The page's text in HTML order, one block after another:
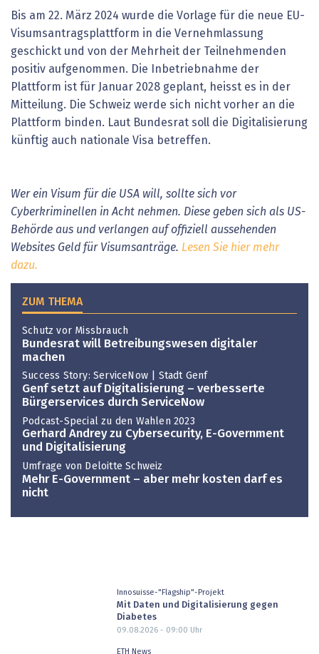
Bis am 22. März 2024 wurde die Vorlage für die neue EU-
Visumsantragsplattform in die Vernehmlassung
geschickt und von der Mehrheit der Teilnehmenden
positiv aufgenommen. Die Inbetriebnahme der
Plattform ist für Januar 2028 geplant, heisst es in der
Mitteilung. Die Schweiz werde sich nicht vorher an die
Plattform binden. Laut Bundesrat soll die Digitalisierung
künftig auch nationale Visa betreffen.
Wer ein Visum für die USA will, sollte sich vor
Cyberkriminellen in Acht nehmen. Diese geben sich als US-
Behörde aus und verlangen auf offiziell aussehenden
Websites Geld für Visumsanträge. Lesen Sie hier mehr
dazu.
ZUM THEMA
Schutz vor Missbrauch
Bundesrat will Betreibungswesen digitaler
machen
Success Story: ServiceNow | Stadt Genf
Genf setzt auf Digitalisierung – verbesserte
Bürgerservices durch ServiceNow
Podcast-Special zu den Wahlen 2023
Gerhard Andrey zu Cybersecurity, E-Government
und Digitalisierung
Umfrage von Deloitte Schweiz
Mehr E-Government – aber mehr kosten darf es
nicht
Innosuisse-"Flagship"-Projekt
Mit Daten und Digitalisierung gegen
Diabetes
09.08.2026 - 09:00 Uhr
ETH News